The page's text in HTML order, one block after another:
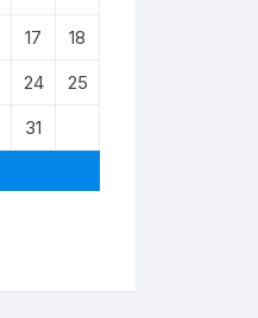
17
18
24
25
31